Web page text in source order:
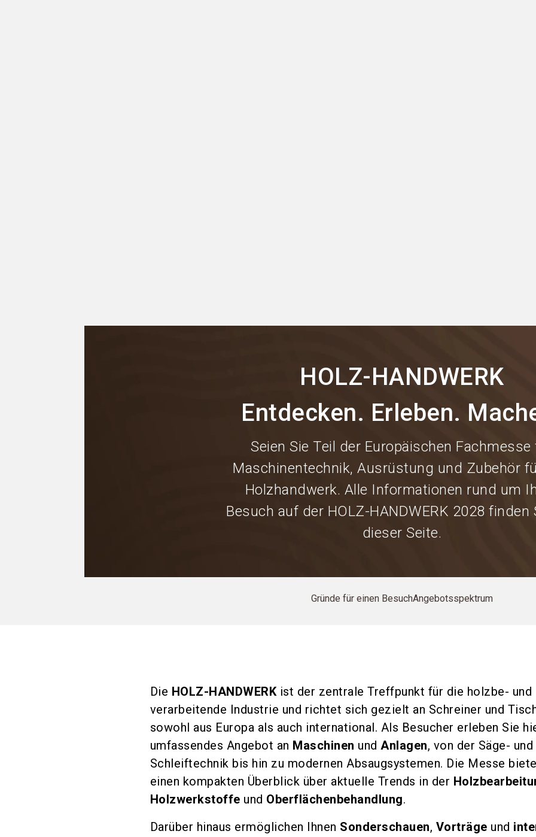
HOLZ-HANDWERK
Entdecken. Erleben.
Seien Sie Teil der Europäischen Fachmesse
Maschinentechnik, Ausrüstung und Zubehör
Holzhandwerk. Alle Informationen rund um
Besuch auf der HOLZ-HANDWERK 2028 finden
dieser Seite.
Gründe für einen BesuchAngebotsspektrum
Die HOLZ-HANDWERKist der zentrale Treffpunkt für die holzbe- und
verarbeitende Industrie und richtet sich gezielt an Schreiner und
sowohl aus Europa als auch international. Als Besucher erleben Sie
umfassendes Angebot an Maschinen undAnlagen, von der Säge- und
Schleiftechnik bis hin zu modernen Absaugsystemen. Die Messe
einen kompakten Überblick über aktuelle Trends in der
Holzwerkstoffe und Oberflächenbehandlung.
Darüber hinaus ermöglichen Ihnen Sonderschauen, Vorträge und